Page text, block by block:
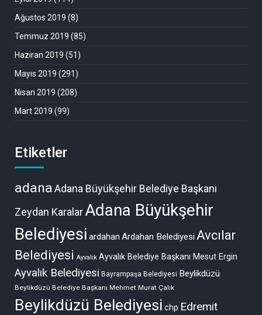
Ağustos 2019 (8)
Temmuz 2019 (85)
Haziran 2019 (51)
Mayıs 2019 (291)
Nisan 2019 (208)
Mart 2019 (99)
Etiketler
adanaAdana Büyükşehir Belediye Başkanı
Zeydan KaralarAdana Büyükşehir
Belediyesi ardahan Ardahan Belediyesi Avcılar
Belediyesi Ayvalık Ayvalık Belediye Başkanı Mesut Ergin
Ayvalık Belediyesi Bayrampaşa Belediyesi Beylikdüzü
Beylikdüzü Belediye Başkanı Mehmet Murat Çalık
Beylikdüzü Belediyesi chp Edremit